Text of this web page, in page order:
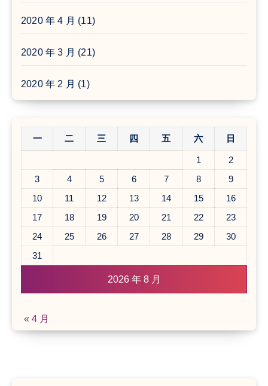
2020 年 4 月 (11)
2020 年 3 月 (21)
2020 年 2 月 (1)
2026 年 8 月
一 二 三 四 五 六 日
1
2
3
4 5 6 7 8
9
10
11 12 13 14 15
16
17
18 19 20 21 22
23
24
25 26 27 28 29
30
31
« 4 月